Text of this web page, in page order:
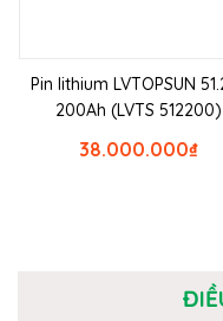
Pin lithium LVTOPSUN
200Ah (LVTS 512200)
₫
38.000.000